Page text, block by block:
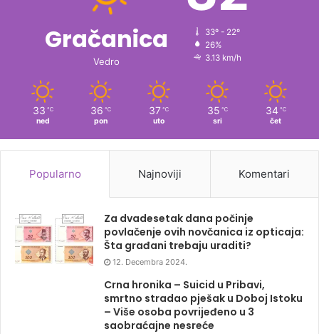
Gračanica
Vedro
33º - 22º
26%
3.13 km/h
33 ℃
ned
36 ℃
pon
37 ℃
uto
35 ℃
sri
34 ℃
čet
Popularno Najnoviji Komentari
Za dvadesetak dana počinje
povlačenje ovih novčanica iz opticaja:
Šta građani trebaju uraditi?
12. Decembra 2024.
Crna hronika – Suicid u Pribavi,
smrtno stradao pješak u Doboj Istoku
– Više osoba povrijeđeno u 3
saobraćajne nesreće